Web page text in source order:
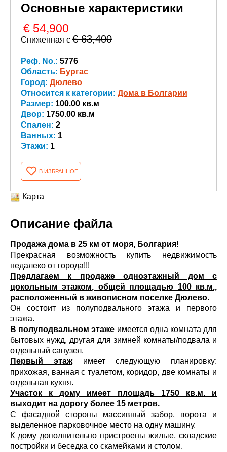
Основные характеристики
€ 54,900
Сниженная с € 63,400
Реф. No.: 5776
Область: Бургас
Город: Дюлево
Относится к категории: Дома в Болгарии
Размер: 100.00 кв.м
Двор: 1750.00 кв.м
Спален: 2
Ванных: 1
Этажи: 1
В ИЗБРАННОЕ
Карта
Описание файла
Продажа дома в 25 км от моря, Болгария!
Прекрасная возможность купить недвижимость
недалеко от города!!!
Предлагаем к продаже одноэтажный дом с
цокольным этажом, общей площадью 100 кв.м.,
расположенный в живописном поселке Дюлево.
Он состоит из полуподвального этажа и первого
этажа.
В полуподвальном этаже имеется одна комната для
бытовых нужд, другая для зимней комнаты/подвала и
отдельный санузел.
Первый этажимеет следующую планировку:
прихожая, ванная с туалетом, коридор, две комнаты и
отдельная кухня.
Участок к дому имеет площадь 1750 кв.м. и
выходит на дорогу более 15 метров.
С фасадной стороны массивный забор, ворота и
выделенное парковочное место на одну машину.
К дому дополнительно пристроены жилые, складские
постройки и беседка со скамейками и столом.